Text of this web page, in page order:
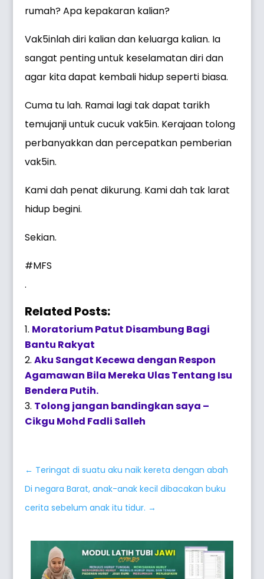
rumah? Apa kepakaran kalian?
Vak5inlah diri kalian dan keluarga kalian. Ia
sangat penting untuk keselamatan diri dan
agar kita dapat kembali hidup seperti biasa.
Cuma tu lah. Ramai lagi tak dapat tarikh
temujanji untuk cucuk vak5in. Kerajaan tolong
perbanyakkan dan percepatkan pemberian
vak5in.
Kami dah penat dikurung. Kami dah tak larat
hidup begini.
Sekian.
#MFS
.
Related Posts:
Moratorium Patut Disambung Bagi
Bantu Rakyat
Aku Sangat Kecewa dengan Respon
Agamawan Bila Mereka Ulas Tentang Isu
Bendera Putih.
Tolong jangan bandingkan saya –
Cikgu Mohd Fadli Salleh
← Teringat di suatu aku naik kereta dengan abah
Di negara Barat, anak-anak kecil dibacakan buku
cerita sebelum anak itu tidur. →